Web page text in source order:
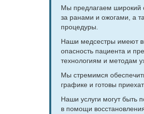
Мы пред­ла­га­ем ши­ро­кий
за ра­на­ми и ожо­га­ми, а
про­це­ду­ры.
На­ши мед­сест­ры име­ют
опас­ность па­ци­ен­та и
тех­но­ло­ги­ям и ме­то­дам
Мы стре­мим­ся
гра­фи­ке и го­то­вы
На­ши услу­ги мо­гут быть
в по­мо­щи